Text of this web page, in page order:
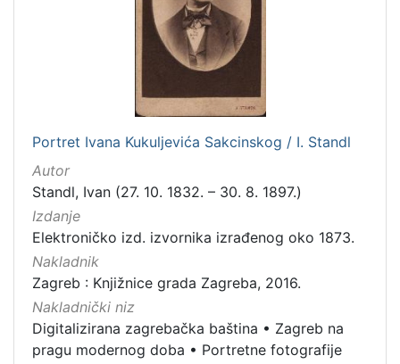
Portret Ivana Kukuljevića Sakcinskog / I. Standl
Autor
Standl, Ivan (27. 10. 1832. – 30. 8. 1897.)
Izdanje
Elektroničko izd. izvornika izrađenog oko 1873.
Nakladnik
Zagreb : Knjižnice grada Zagreba, 2016.
Nakladnički niz
Digitalizirana zagrebačka baština • Zagreb na
pragu modernog doba • Portretne fotografije